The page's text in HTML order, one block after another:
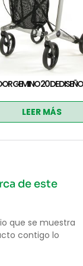
GEMINO 20 DE
LEER MÁS
de este
que se muestra
contigo lo